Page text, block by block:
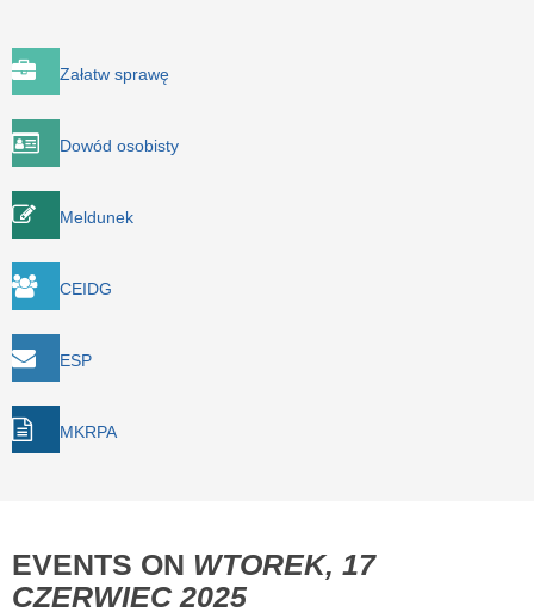
Załatw sprawę
Dowód osobisty
Meldunek
CEIDG
ESP
MKRPA
EVENTS ON WTOREK, 17
CZERWIEC 2025